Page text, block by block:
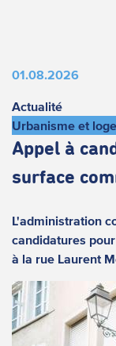
01.08.2026
Actualité
Urbanisme et
Appel à
surface
L'administration
candidatures
à la rue Laurent